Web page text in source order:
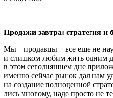
Продажи завтра: стратегия и
Мы – продавцы – все еще не
и слишком любим жить одним
в этом сегодняшнем дне
именно сейчас рынок дал нам
на создание полно­ценной
лись многому, надо просто не